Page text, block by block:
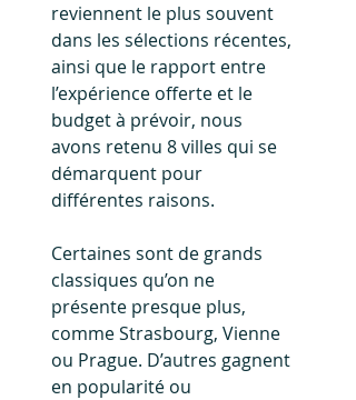
reviennent le plus souvent
dans les sélections récentes,
ainsi que le rapport entre
l’expérience offerte et le
budget à prévoir, nous
avons retenu 8 villes qui se
démarquent pour
différentes raisons.
Certaines sont de grands
classiques qu’on ne
présente presque plus,
comme Strasbourg, Vienne
ou Prague. D’autres gagnent
en popularité ou